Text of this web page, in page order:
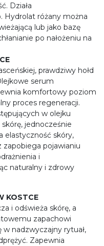
Działa
Hydrolat różany można
lub jako bazę
po nałożeniu na
prawdziwy hołd
serum
komfortowy poziom
proces regeneracji.
w olejku
jednocześnie
elastyczność skóry,
zapobiega pojawianiu
i
naturalny i zdrowy
KOSTCE
i odświeża skórę, a
zapachowi
nadzwyczajny rytuał,
Zapewnia